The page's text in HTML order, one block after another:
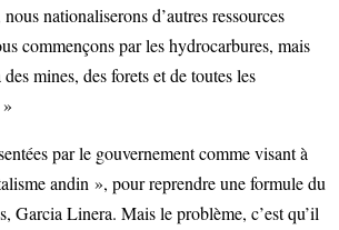
nationaliserons d’autres ressources
commençons par les hydrocarbures, mais
mines, des forets et de toutes les
par le gouvernement comme visant à
andin », pour reprendre une formule du
Garcia Linera. Mais le problème, c’est qu’il